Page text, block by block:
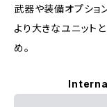
武器や装備オプショ
より大きなユニット
め。